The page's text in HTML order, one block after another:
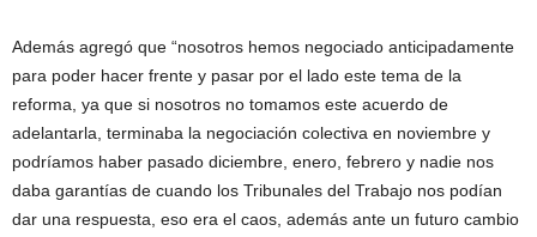
Además agregó que “nosotros hemos negociado anticipadamente
para poder hacer frente y pasar por el lado este tema de la
reforma, ya que si nosotros no tomamos este acuerdo de
adelantarla, terminaba la negociación colectiva en noviembre y
podríamos haber pasado diciembre, enero, febrero y nadie nos
daba garantías de cuando los Tribunales del Trabajo nos podían
dar una respuesta, eso era el caos, además ante un futuro cambio